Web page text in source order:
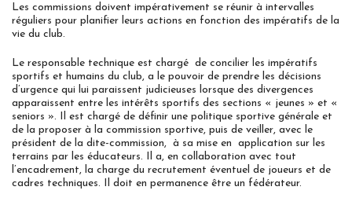
Les commissions doivent impérativement se réunir à intervalles
réguliers pour planifier leurs actions en fonction des impératifs de la
vie du club.
Le responsable technique est chargé de concilier les impératifs
sportifs et humains du club, a le pouvoir de prendre les décisions
d’urgence qui lui paraissent judicieuses lorsque des divergences
apparaissent entre les intérêts sportifs des sections « jeunes » et «
seniors ». Il est chargé de définir une politique sportive générale et
de la proposer à la commission sportive, puis de veiller, avec le
président de la dite-commission, à sa mise en application sur les
terrains par les éducateurs. Il a, en collaboration avec tout
l’encadrement, la charge du recrutement éventuel de joueurs et de
cadres techniques. Il doit en permanence être un fédérateur.